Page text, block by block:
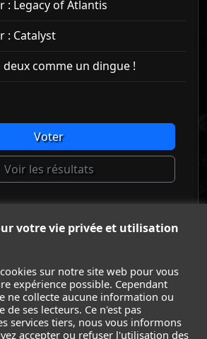
: Legacy of Atlantis
: Catalyst
deux comme un dingue !
Voter
Voir les résultats
votre vie privée et utilisation
sur notre site web pour vous
expérience possible. Cependant
ne collecte aucune information ou
de ses lecteurs. Ce n'est pas
services tiers, nous vous informons
accepter ou refuser l'utilisation des
France 2008 - 2026
sont des marques déposées
Square Enix Ltd.
RAIDER- LEGACY OF ATLANTIS
CROFT- FILMS - CONTACT-
LÉGALES / CGU-